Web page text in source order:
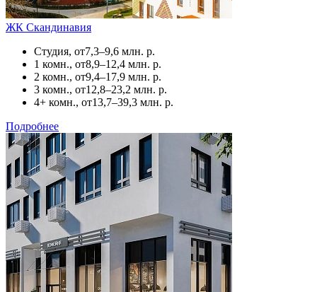
ЖК Скандинавия
Студия, от7,3–9,6 млн. р.
1 комн., от8,9–12,4 млн. р.
2 комн., от9,4–17,9 млн. р.
3 комн., от12,8–23,2 млн. р.
4+ комн., от13,7–39,3 млн. р.
Подробнее